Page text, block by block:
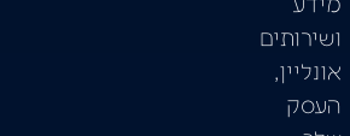
ושירותים
אונליין,
העסק